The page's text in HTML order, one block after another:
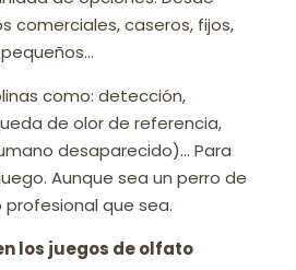
comerciales, caseros, fijos,
como: detección,
de olor de referencia,
desaparecido)… Para
juego. Aunque sea un perro de
que sea.
los juegos de olfato